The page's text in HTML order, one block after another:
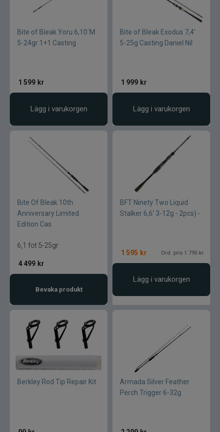
Bite of Bleak Yoru 6,10´M
5-24gr 1+1 Casting
1 599 kr
Lägg i varukorgen
Bite of Bleak Exodus 7,4'
5-25g Casting Daniel Nil
1 999 kr
Lägg i varukorgen
Bite Of Bleak 10th
Anniversary Limited
Edition Cas
6,1 fot 5-25gr
4 499 kr
Bevaka produkt
BFT Ninety Two Liquid
Stalker 6,6' 3-12g - 2pcs) -
1 595 kr Ord. pris 1 795 kr
Lägg i varukorgen
Berkley Rod Tip Repair Kit
Armada Silver Feather
Perch Trigger 6-32g